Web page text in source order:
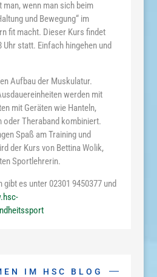
wenn man sich beim
und Bewegung“ im
fit macht. Dieser Kurs findet
statt. Einfach hingehen und
Aufbau der Muskulatur.
werden mit
mit Geräten wie Hanteln,
oder Theraband kombiniert.
Spaß am Training und
der Kurs von Bettina Wolik,
Sportlehrerin.
es unter 02301 9450377 und
IM HSC BLOG